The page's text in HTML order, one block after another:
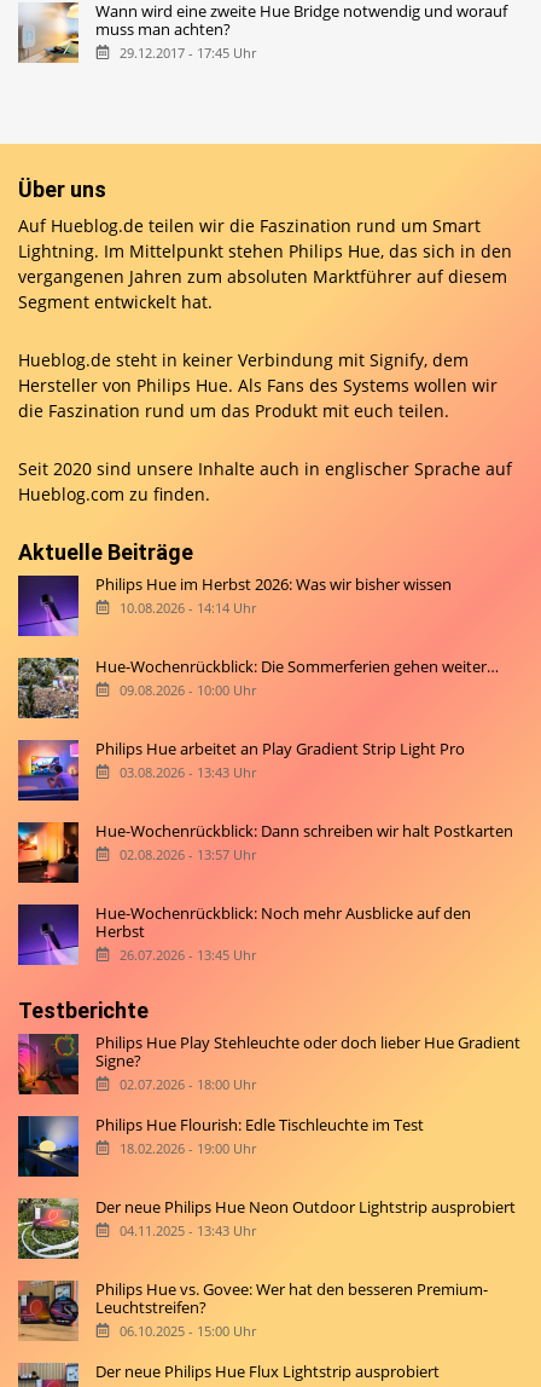
Wann wird eine zweite Hue Bridge notwendig und worauf
muss man achten?
29.12.2017 - 17:45 Uhr
Über uns
Auf Hueblog.de teilen wir die Faszination rund um Smart
Lightning. Im Mittelpunkt stehen Philips Hue, das sich in den
vergangenen Jahren zum absoluten Marktführer auf diesem
Segment entwickelt hat.
Hueblog.de steht in keiner Verbindung mit Signify, dem
Hersteller von Philips Hue. Als Fans des Systems wollen wir
die Faszination rund um das Produkt mit euch teilen.
Seit 2020 sind unsere Inhalte auch in englischer Sprache auf
Hueblog.com zu finden.
Aktuelle Beiträge
Philips Hue im Herbst 2026: Was wir bisher wissen
10.08.2026 - 14:14 Uhr
Hue-Wochenrückblick: Die Sommerferien gehen weiter…
09.08.2026 - 10:00 Uhr
Philips Hue arbeitet an Play Gradient Strip Light Pro
03.08.2026 - 13:43 Uhr
Hue-Wochenrückblick: Dann schreiben wir halt Postkarten
02.08.2026 - 13:57 Uhr
Hue-Wochenrückblick: Noch mehr Ausblicke auf den
Herbst
26.07.2026 - 13:45 Uhr
Testberichte
Philips Hue Play Stehleuchte oder doch lieber Hue Gradient
Signe?
02.07.2026 - 18:00 Uhr
Philips Hue Flourish: Edle Tischleuchte im Test
18.02.2026 - 19:00 Uhr
Der neue Philips Hue Neon Outdoor Lightstrip ausprobiert
04.11.2025 - 13:43 Uhr
Philips Hue vs. Govee: Wer hat den besseren Premium-
Leuchtstreifen?
06.10.2025 - 15:00 Uhr
Der neue Philips Hue Flux Lightstrip ausprobiert